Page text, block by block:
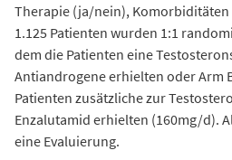
Therapie (ja/nein),
1.125 Patienten wurden 1:1
dem die Patienten eine
Antiandrogene erhielten oder Arm
Patienten zusätzliche zur
Enzalutamid erhielten (160mg/d).
eine Evaluierung.